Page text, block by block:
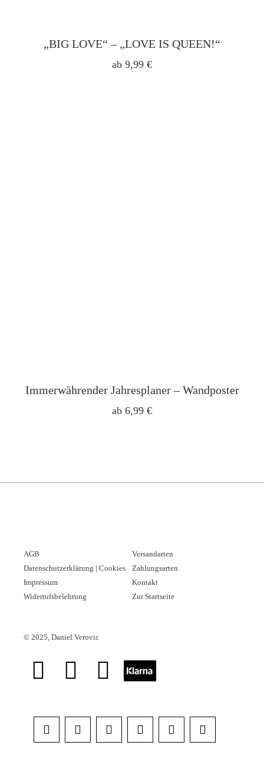
„BIG LOVE“ – „LOVE IS QUEEN!“
ab 9,99 €
Immerwährender Jahresplaner – Wandposter
ab 6,99 €
AGB
Datenschutzerklärung | Cookies
Impressum
Widerrufsbelehrung
Versandarten
Zahlungsarten
Kontakt
Zur Startseite
© 2025, Daniel Verovic